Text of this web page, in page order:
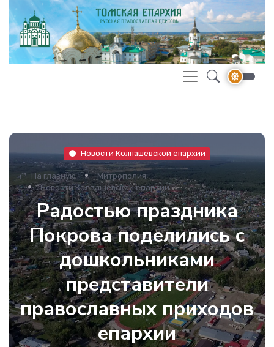
Новости Колпашевской епархии
На главную
Митрополия
Новости Колпашевской епархии
Радостью праздника
Покрова поделились с
дошкольниками
представители
православных приходов
епархии